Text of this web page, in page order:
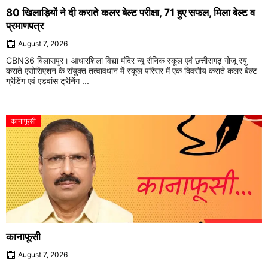
80 खिलाड़ियों ने दी कराते कलर बेल्ट परीक्षा, 71 हुए सफल, मिला बेल्ट व
प्रमाणपत्र
August 7, 2026
CBN36 बिलासपुर। आधारशिला विद्या मंदिर न्यू सैनिक स्कूल एवं छत्तीसगढ़ गोजू रयु
कराते एसोसिएशन के संयुक्त तत्वावधान में स्कूल परिसर में एक दिवसीय कराते कलर बेल्ट
ग्रेडिंग एवं एडवांस ट्रेनिंग ...
कानाफूसी
कानाफूसी
August 7, 2026